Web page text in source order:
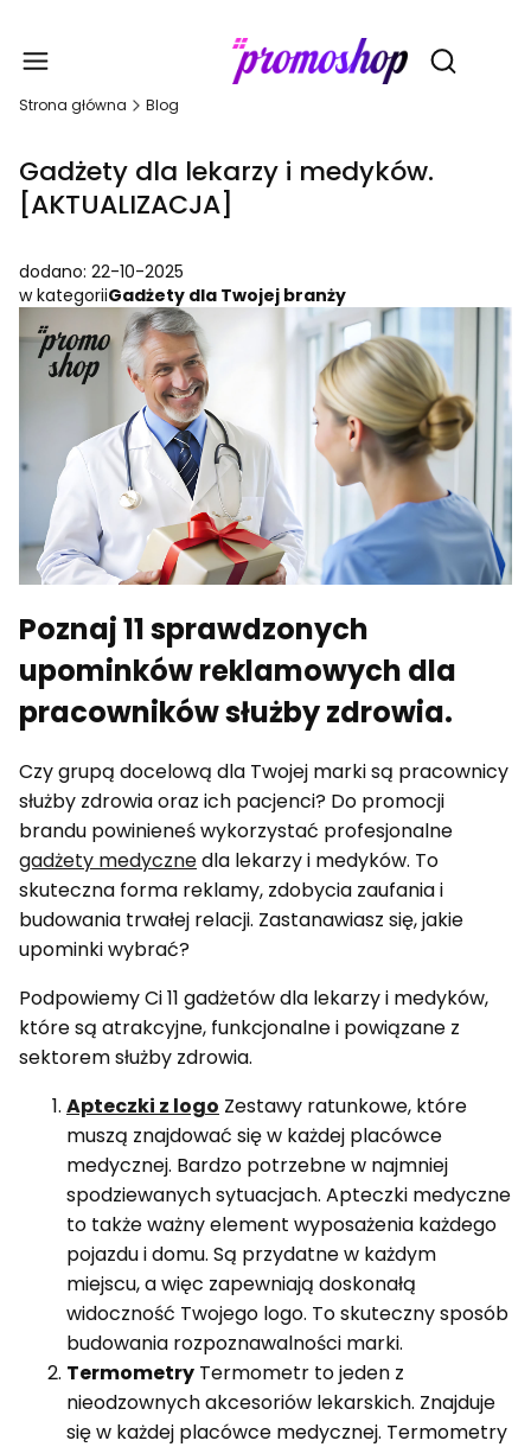
Otwórz
Strona główna Blog
Gadżety dla lekarzy i medyków.
[AKTUALIZACJA]
dodano: 22-10-2025
w kategoriiGadżety dla Twojej branży
Poznaj 11 sprawdzonych
upominków reklamowych dla
pracowników służby zdrowia.
Czy grupą docelową dla Twojej marki są pracownicy
służby zdrowia oraz ich pacjenci? Do promocji
brandu powinieneś wykorzystać profesjonalne
gadżety medycznedla lekarzy i medyków. To
skuteczna forma reklamy, zdobycia zaufania i
budowania trwałej relacji. Zastanawiasz się, jakie
upominki wybrać?
Podpowiemy Ci 11 gadżetów dla lekarzy i medyków,
które są atrakcyjne, funkcjonalne i powiązane z
sektorem służby zdrowia.
Apteczki z logo Zestawy ratunkowe, które
muszą znajdować się w każdej placówce
medycznej. Bardzo potrzebne w najmniej
spodziewanych sytuacjach. Apteczki medyczne
to także ważny element wyposażenia każdego
pojazdu i domu. Są przydatne w każdym
miejscu, a więc zapewniają doskonałą
widoczność Twojego logo. To skuteczny sposób
budowania rozpoznawalności marki.
Termometry Termometr to jeden z
nieodzownych akcesoriów lekarskich. Znajduje
się w każdej placówce medycznej. Termometry